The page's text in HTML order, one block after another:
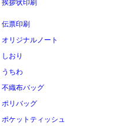
挨拶状印刷
伝票印刷
オリジナルノート
しおり
うちわ
不織布バッグ
ポリバッグ
ポケットティッシュ